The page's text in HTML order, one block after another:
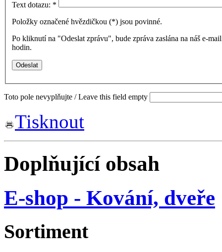
Text dotazu: *
Položky označené hvězdičkou (*) jsou povinné.
Po kliknutí na "Odeslat zprávu", bude zpráva zaslána na náš e-
hodin.
Toto pole nevyplňujte / Leave this field empty
Tisknout
Doplňující obsah
E-shop - Kování, dveře
Sortiment